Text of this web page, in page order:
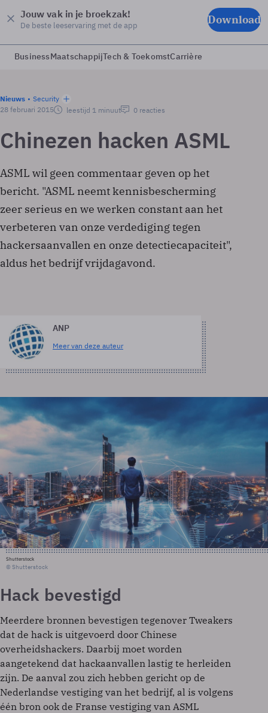
Jouw vak in je broekzak!
De beste leeservaring met de app Download
BusinessMaatschappijTech & ToekomstCarrière
Nieuws
Security
28 februari 2015
leestijd 1 minuut 0 reacties
Chinezen hacken ASML
ASML wil geen commentaar geven op het
bericht. "ASML neemt kennisbescherming
zeer serieus en we werken constant aan het
verbeteren van onze verdediging tegen
hackersaanvallen en onze detectiecapaciteit",
aldus het bedrijf vrijdagavond.
ANP
Meer van deze auteur
Shutterstock
© Shutterstock
Hack bevestigd
Meerdere bronnen bevestigen tegenover Tweakers
dat de hack is uitgevoerd door Chinese
overheidshackers. Daarbij moet worden
aangetekend dat hackaanvallen lastig te herleiden
zijn. De aanval zou zich hebben gericht op de
Nederlandse vestiging van het bedrijf, al is volgens
één bron ook de Franse vestiging van ASML